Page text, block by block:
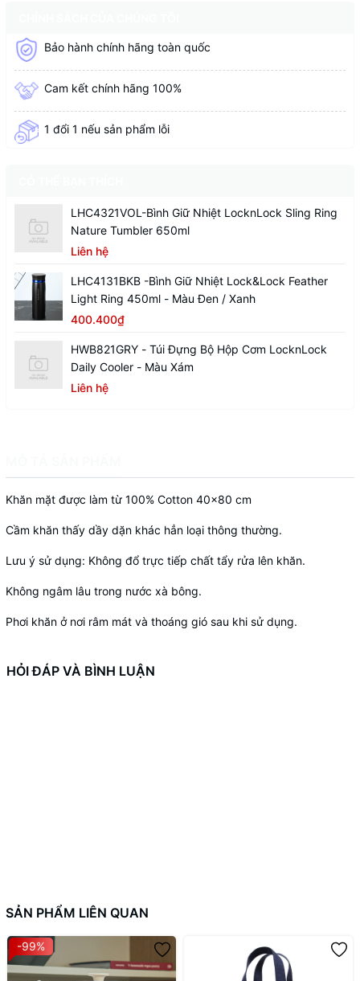
Bảo hành chính hãng toàn quốc
Cam kết chính hãng 100%
1 đổi 1 nếu sản phẩm lỗi
LHC4321VOL-Bình Giữ Nhiệt LocknLock Sling Ring
Nature Tumbler 650ml
Liên hệ
LHC4131BKB -Bình Giữ Nhiệt Lock&Lock Feather
Light Ring 450ml - Màu Đen / Xanh
400.400₫
HWB821GRY - Túi Đựng Bộ Hộp Cơm LocknLock
Daily Cooler - Màu Xám
Liên hệ
Khăn mặt được làm từ 100% Cotton 40x80 cm
Cầm khăn thấy dầy dặn khác hẳn loại thông thường.
Lưu ý sử dụng: Không đổ trực tiếp chất tẩy rửa lên khăn.
Không ngâm lâu trong nước xà bông.
Phơi khăn ở nơi râm mát và thoáng gió sau khi sử dụng.
HỎI ĐÁP VÀ BÌNH LUẬN
SẢN PHẨM LIÊN QUAN
-99%